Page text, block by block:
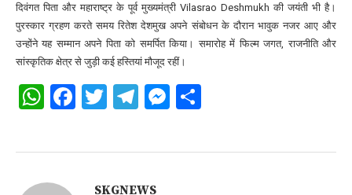
दिवंगत पिता और महाराष्ट्र के पूर्व मुख्यमंत्री Vilasrao Deshmukh की जयंती भी है।
पुरस्कार ग्रहण करते समय रितेश देशमुख अपने संबोधन के दौरान भावुक नजर आए और
उन्होंने यह सम्मान अपने पिता को समर्पित किया। समारोह में फिल्म जगत, राजनीति और
सांस्कृतिक क्षेत्र से जुड़ी कई हस्तियां मौजूद रहीं।
WhatsApp
Facebook
Twitter
Telegram
Messenger
SKGNEWS